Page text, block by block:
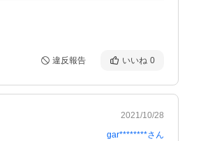
違反報告 いいね 0
2021/10/28
gar********さん